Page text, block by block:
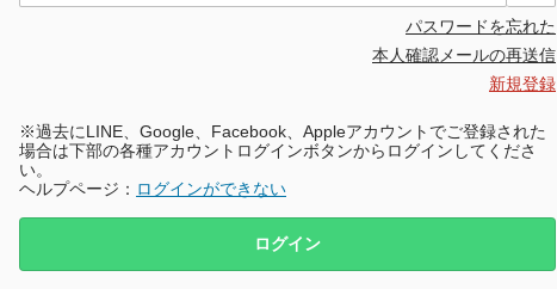
パスワードを忘れた
本人確認メールの再送信
新規登録
※過去にLINE、Google、Facebook、Appleアカウントでご登録された
場合は下部の各種アカウントログインボタンからログインしてくださ
い。
ヘルプページ： ログインができない
ログイン